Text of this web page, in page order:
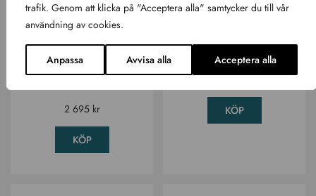
trafik. Genom att klicka på "Acceptera alla" samtycker du till vår
användning av cookies.
Anpassa Avvisa alla Acceptera alla
Skyddsöverdrag
till Spabad
Vancouver,
isolerat
2 695 kr
KÖP
Skyddstäcke Dallas
Skyddstäcke
995kr
KÖP